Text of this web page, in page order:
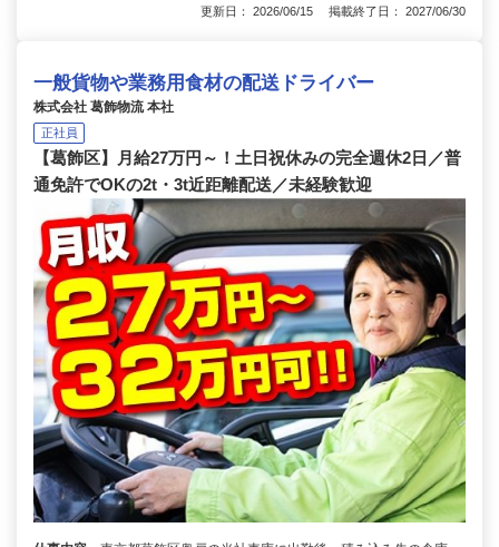
更新日： 2026/06/15 掲載終了日： 2027/06/30
一般貨物や業務用食材の配送ドライバー
株式会社 葛飾物流 本社
正社員
【葛飾区】月給27万円～！土日祝休みの完全週休2日／普
通免許でOKの2t・3t近距離配送／未経験歓迎